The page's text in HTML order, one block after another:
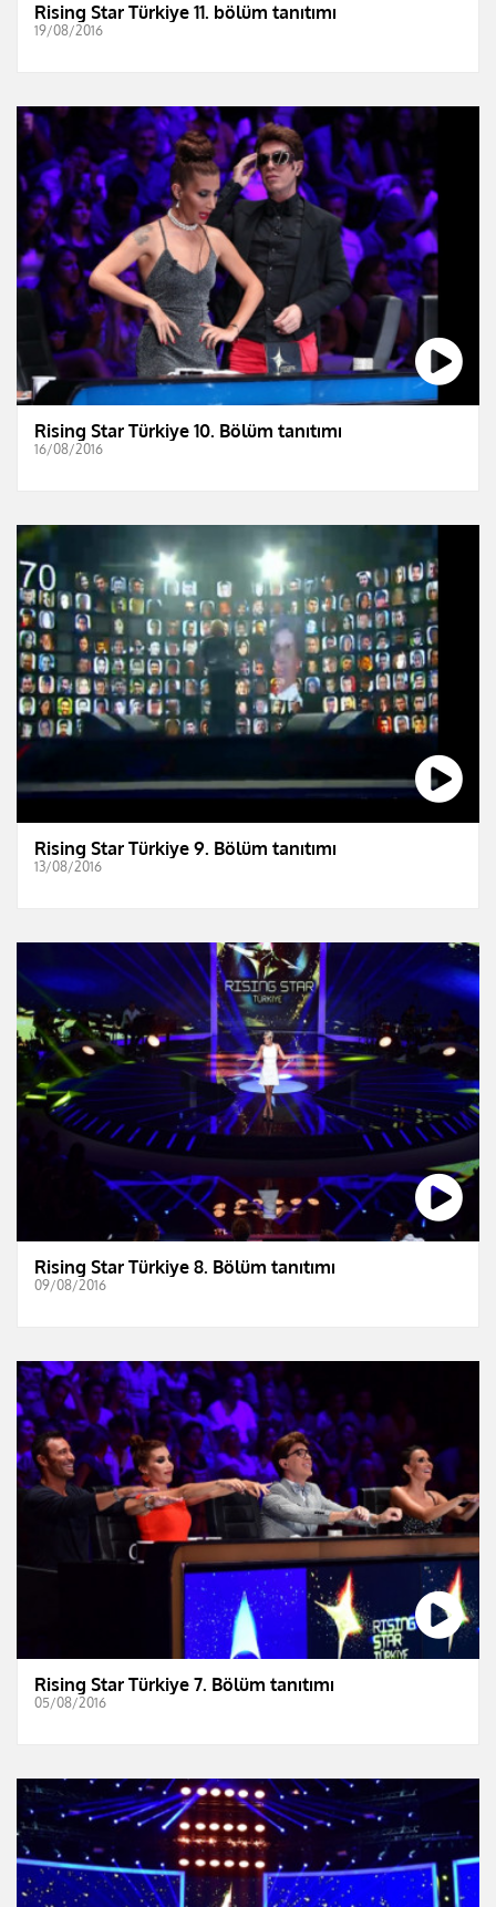
Rising Star Türkiye 11. bölüm tanıtımı
19/08/2016
Rising Star Türkiye 10. Bölüm tanıtımı
16/08/2016
Rising Star Türkiye 9. Bölüm tanıtımı
13/08/2016
Rising Star Türkiye 8. Bölüm tanıtımı
09/08/2016
Rising Star Türkiye 7. Bölüm tanıtımı
05/08/2016